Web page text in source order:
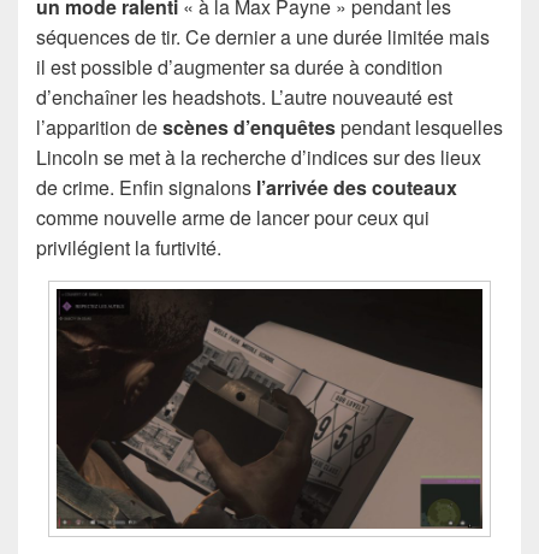
un mode ralenti « à la Max Payne » pendant les
séquences de tir. Ce dernier a une durée limitée mais
il est possible d’augmenter sa durée à condition
d’enchaîner les headshots. L’autre nouveauté est
l’apparition descènes d’enquêtespendant lesquelles
Lincoln se met à la recherche d’indices sur des lieux
de crime. Enfin signalons l’arrivée des couteaux
comme nouvelle arme de lancer pour ceux qui
privilégient la furtivité.